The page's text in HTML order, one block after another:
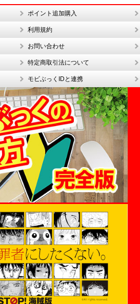
ポイント追加購入
利用規約
お問い合わせ
特定商取引法について
モビぶっくIDと連携